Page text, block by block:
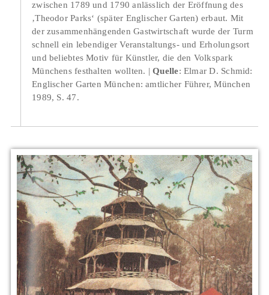
zwischen 1789 und 1790 anlässlich der Eröffnung des
‚Theodor Parks‘ (später Englischer Garten) erbaut. Mit
der zusammenhängenden Gastwirtschaft wurde der Turm
schnell ein lebendiger Veranstaltungs- und Erholungsort
und beliebtes Motiv für Künstler, die den Volkspark
Münchens festhalten wollten.
Quelle: Elmar D. Schmid:
Englischer Garten München: amtlicher Führer, München
1989, S. 47.